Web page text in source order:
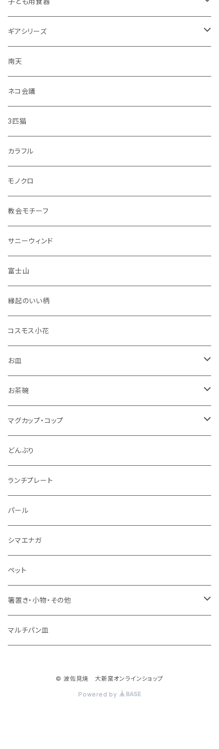
・恐竜
・のりもの
・彩花
・どうぶつ
・小鳥
シマエナガ
ギアシリーズ
大皿
中皿
小皿
マグカップ
コップ
花瓶
セット品
南天
ネコ会議
3匹猫
カラフル
モノクロ
教会モチーフ
サニーウィンド
富士山
縁起のいい柄
コスモス小花
お皿
角皿
丸皿
仕切り皿
お茶碗
大サイズ
小サイズ
マグカップ・コップ
マグカップ（大）
マグカップ（小）
湯のみ
ミニカップ
どんぶり
ランチプレート
パール
シマエナガ
ペット
箸置き・小物・その他
・箸置き
マルチパン皿
© 波佐見焼 大新窯オンラインショップ
Powered by